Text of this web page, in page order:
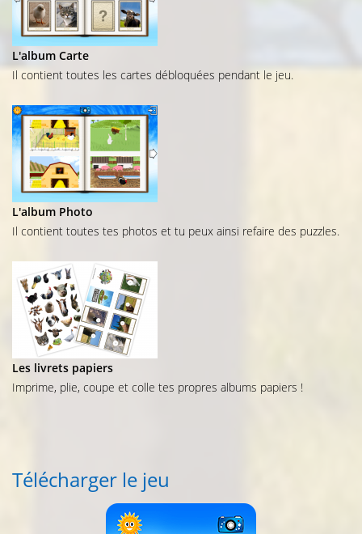
L'album Carte
Il contient toutes les cartes débloquées pendant le jeu.
L'album Photo
Il contient toutes tes photos et tu peux ainsi refaire des puzzles.
Les livrets papiers
Imprime, plie, coupe et colle tes propres albums papiers !
Télécharger le jeu